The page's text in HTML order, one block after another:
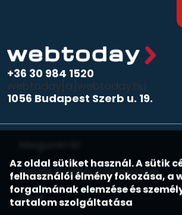
+36 30 984 1520
webtoday[a]webtoday.hu
1056 Budapest Szerb u. 19.
Adatkezelési nyilatkozat
ÁSZF
Az oldal sütiket használ. A sütik
felhasználói élmény fokozása, a
forgalmának elemzése és
tartalom szolgáltatása